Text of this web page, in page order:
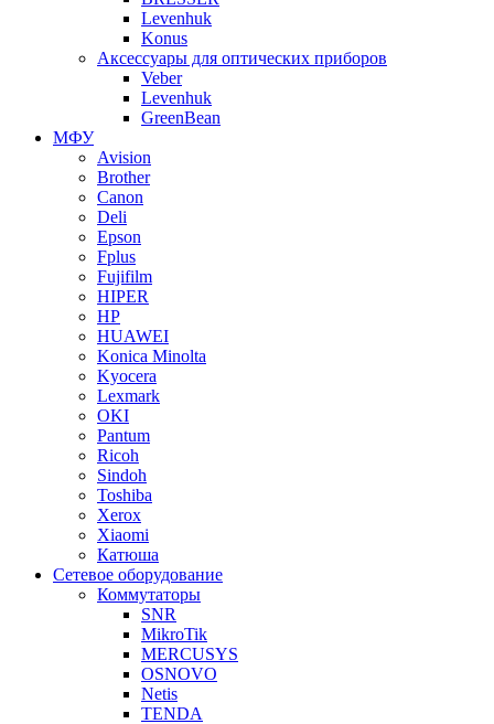
Levenhuk
Konus
Аксессуары для оптических приборов
Veber
Levenhuk
GreenBean
МФУ
Avision
Brother
Canon
Deli
Epson
Fplus
Fujifilm
HIPER
HP
HUAWEI
Konica Minolta
Kyocera
Lexmark
OKI
Pantum
Ricoh
Sindoh
Toshiba
Xerox
Xiaomi
Катюша
Сетевое оборудование
Коммутаторы
SNR
MikroTik
MERCUSYS
OSNOVO
Netis
TENDA